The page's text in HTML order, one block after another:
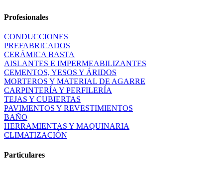
Profesionales
CONDUCCIONES
PREFABRICADOS
CERÁMICA BASTA
AISLANTES E IMPERMEABILIZANTES
CEMENTOS, YESOS Y ÁRIDOS
MORTEROS Y MATERIAL DE AGARRE
CARPINTERÍA Y PERFILERÍA
TEJAS Y CUBIERTAS
PAVIMENTOS Y REVESTIMIENTOS
BAÑO
HERRAMIENTAS Y MAQUINARIA
CLIMATIZACIÓN
Particulares